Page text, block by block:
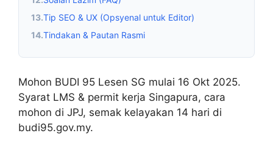
13.Tip SEO & UX (Opsyenal untuk Editor)
14.Tindakan & Pautan Rasmi
Mohon BUDI 95 Lesen SG mulai 16 Okt 2025.
Syarat LMS & permit kerja Singapura, cara
mohon di JPJ, semak kelayakan 14 hari di
budi95.gov.my.